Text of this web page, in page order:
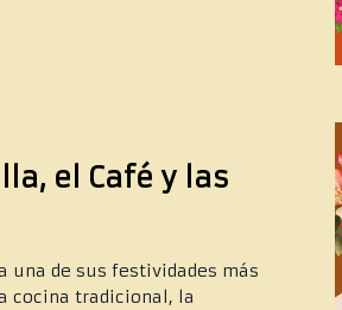
el Café y las
una de sus festividades más
cocina tradicional, la